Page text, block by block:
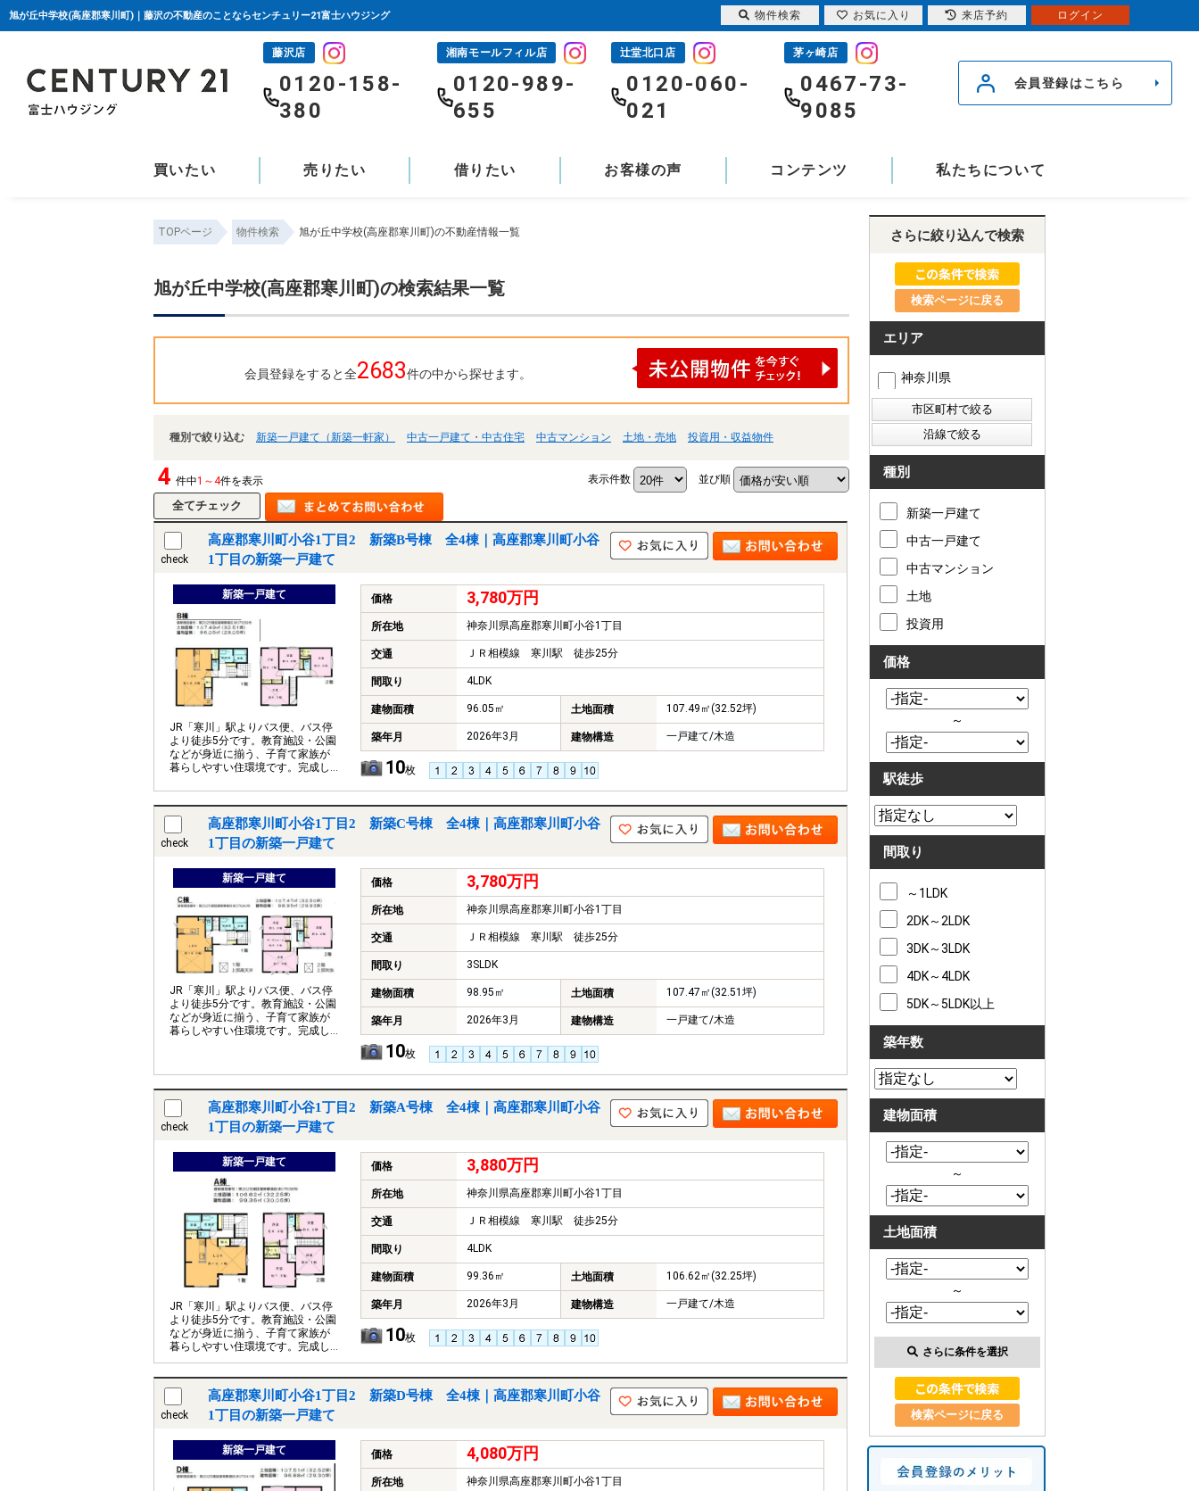
旭が丘中学校(高座郡寒川町)｜藤沢の不動産のことならセンチュリー21富士ハウジング
藤沢店
0120-158-
380
湘南モールフィル店
0120-989-
655
辻堂北口店
0120-060-
021
茅ヶ崎店
0467-73-
9085
会員登録はこちら
買いたい 売りたい 借りたい お客様の声 コンテンツ 私たちについて
TOPページ 物件検索 旭が丘中学校(高座郡寒川町)の不動産情報一覧
旭が丘中学校(高座郡寒川町)の検索結果一覧
会員登録をすると全2683件の中から探せます。
種別で絞り込む 新築一戸建て（新築一軒家） 中古一戸建て・中古住宅 中古マンション 土地・売地 投資用・収益物件
4 件中1～4件を表示 表示件数 並び順
check
高座郡寒川町小谷1丁目2 新築B号棟 全4棟｜高座郡寒川町小谷
1丁目の新築一戸建て
新築一戸建て
JR「寒川」駅よりバス便、バス停
より徒歩5分です。教育施設・公園
などが身近に揃う、子育て家族が
暮らしやすい住環境です。完成し
きます
価格 3,780万円
所在地 神奈川県高座郡寒川町小谷1丁目
交通 ＪＲ相模線 寒川駅 徒歩25分
間取り 4LDK
建物面積 96.05㎡ 土地面積 107.49㎡(32.52坪)
築年月 2026年3月 建物構造 一戸建て/木造
10枚
check
高座郡寒川町小谷1丁目2 新築C号棟 全4棟｜高座郡寒川町小谷
1丁目の新築一戸建て
新築一戸建て
JR「寒川」駅よりバス便、バス停
より徒歩5分です。教育施設・公園
などが身近に揃う、子育て家族が
暮らしやすい住環境です。完成し
価格 3,780万円
所在地 神奈川県高座郡寒川町小谷1丁目
交通 ＪＲ相模線 寒川駅 徒歩25分
間取り 3SLDK
建物面積 98.95㎡ 土地面積 107.47㎡(32.51坪)
築年月 2026年3月 建物構造 一戸建て/木造
10枚
check
高座郡寒川町小谷1丁目2 新築A号棟 全4棟｜高座郡寒川町小谷
1丁目の新築一戸建て
新築一戸建て
JR「寒川」駅よりバス便、バス停
より徒歩5分です。教育施設・公園
などが身近に揃う、子育て家族が
暮らしやすい住環境です。完成し
ていますのでいつでもご案内がで
価格 3,880万円
所在地 神奈川県高座郡寒川町小谷1丁目
交通 ＪＲ相模線 寒川駅 徒歩25分
間取り 4LDK
建物面積 99.36㎡ 土地面積 106.62㎡(32.25坪)
築年月 2026年3月 建物構造 一戸建て/木造
10枚
check
高座郡寒川町小谷1丁目2 新築D号棟 全4棟｜高座郡寒川町小谷
1丁目の新築一戸建て
新築一戸建て 価格 4,080万円
所在地 神奈川県高座郡寒川町小谷1丁目
さらに絞り込んで検索
検索ページに戻る
エリア
神奈川県
種別
新築一戸建て
中古一戸建て
中古マンション
土地
投資用
価格
～
駅徒歩
間取り
～1LDK
2DK～2LDK
3DK～3LDK
4DK～4LDK
5DK～5LDK以上
築年数
建物面積
～
土地面積
～
さらに条件を選択
検索ページに戻る
物件検索 お気に入り 来店予約 ログイン